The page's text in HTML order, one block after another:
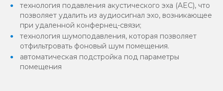
технология подавления акустического эха (AEC), что
позволяет удалить из аудиосигнал эхо, возникающее
при удаленной конфернец-связи;
технология шумоподавления, которая позволяет
отфильтровать фоновый шум помещения.
автоматическая подстройка под параметры
помещения